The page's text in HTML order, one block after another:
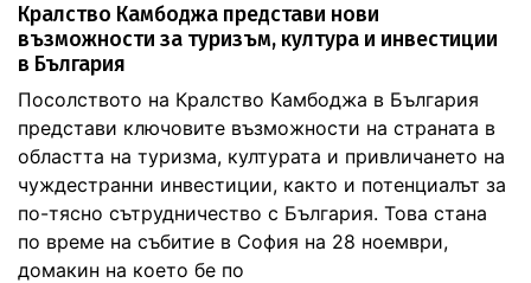
Кралство Камбоджа представи нови
възможности за туризъм, култура и инвестиции
в България
Посолството на Кралство Камбоджа в България
представи ключовите възможности на страната в
областта на туризма, културата и привличането на
чуждестранни инвестиции, както и потенциалът за
по-тясно сътрудничество с България. Това стана
по време на събитие в София на 28 ноември,
домакин на което бе по